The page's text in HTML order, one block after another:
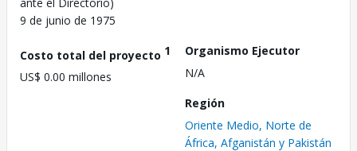
9 de junio de 1975
Costo total del proyecto 1
US$ 0.00 millones
Organismo Ejecutor
N/A
Región
Oriente Medio, Norte de
África, Afganistán y Pakistán